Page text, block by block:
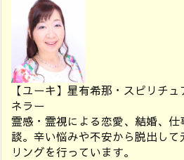
【ユーキ】星有希那・スピリチ
ネラー
霊感・霊視による恋愛、結婚、
談。辛い悩みや不安から脱出し
リングを行っています。